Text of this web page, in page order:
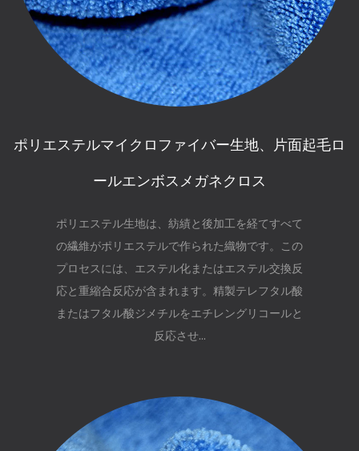
ポリエステルマイクロファイバー生地、片面起毛ロ
ールエンボスメガネクロス
ポリエステル生地は、紡績と後加工を経てすべて
の繊維がポリエステルで作られた織物です。この
プロセスには、エステル化またはエステル交換反
応と重縮合反応が含まれます。精製テレフタル酸
またはフタル酸ジメチルをエチレングリコールと
反応させ...